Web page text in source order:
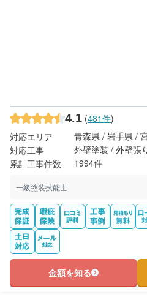
4.1 (481件)
対応エリア
青森県 / 岩手県 /
対応工事
外壁塗装 / 外壁張
累計工事件数
1994件
一級塗装技能士
金額を知る